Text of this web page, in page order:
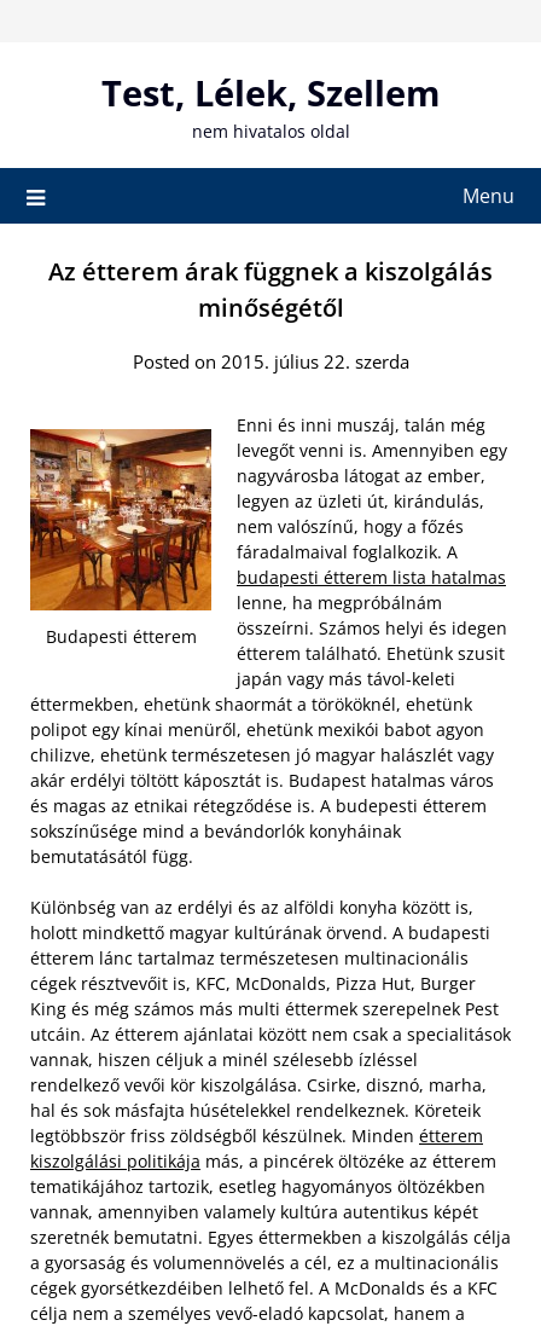
Test, Lélek, Szellem
nem hivatalos oldal
Menu
Az étterem árak függnek a kiszolgálás
minőségétől
Posted on 2015. július 22. szerda
Budapesti étterem
Enni és inni muszáj, talán még
levegőt venni is. Amennyiben egy
nagyvárosba látogat az ember,
legyen az üzleti út, kirándulás,
nem valószínű, hogy a főzés
fáradalmaival foglalkozik. A
budapesti étterem lista hatalmas
lenne, ha megpróbálnám
összeírni. Számos helyi és idegen
étterem található. Ehetünk szusit
japán vagy más távol-keleti
éttermekben, ehetünk shaormát a törököknél, ehetünk
polipot egy kínai menüről, ehetünk mexikói babot agyon
chilizve, ehetünk természetesen jó magyar halászlét vagy
akár erdélyi töltött káposztát is. Budapest hatalmas város
és magas az etnikai rétegződése is. A budepesti étterem
sokszínűsége mind a bevándorlók konyháinak
bemutatásától függ.
Különbség van az erdélyi és az alföldi konyha között is,
holott mindkettő magyar kultúrának örvend. A budapesti
étterem lánc tartalmaz természetesen multinacionális
cégek résztvevőit is, KFC, McDonalds, Pizza Hut, Burger
King és még számos más multi éttermek szerepelnek Pest
utcáin. Az étterem ajánlatai között nem csak a specialitások
vannak, hiszen céljuk a minél szélesebb ízléssel
rendelkező vevői kör kiszolgálása. Csirke, disznó, marha,
hal és sok másfajta húsételekkel rendelkeznek. Köreteik
legtöbbször friss zöldségből készülnek. Minden étterem
kiszolgálási politikája más, a pincérek öltözéke az étterem
tematikájához tartozik, esetleg hagyományos öltözékben
vannak, amennyiben valamely kultúra autentikus képét
szeretnék bemutatni. Egyes éttermekben a kiszolgálás célja
a gyorsaság és volumennövelés a cél, ez a multinacionális
cégek gyorsétkezdéiben lelhető fel. A McDonalds és a KFC
célja nem a személyes vevő-eladó kapcsolat, hanem a